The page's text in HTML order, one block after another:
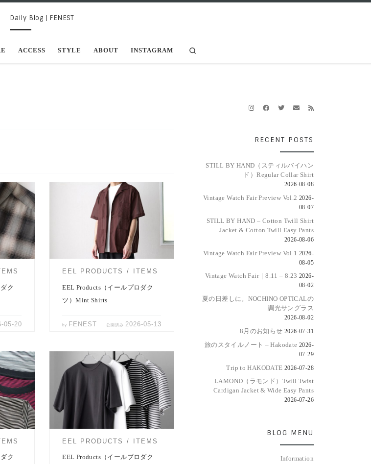
Daily Blog | FENEST
ACCESS STYLE ABOUT INSTAGRAM
上が
ミニカ
ク
05-20
天気予報では週末から一段気温が上が
るとのこと。 季節は徐々に初夏に向か
っていますね。 EEL Pro […]
EEL PRODUCTS ITEMS
EEL Products（イールプロダク
ツ）Mint Shirts
by FENEST 公開済み 2026-05-13
ク半袖
介で
ク
EEL Productsクルーネックカットソー
「Qualitee1/2」。 今季はボーダー柄も
EEL PRODUCTS ITEMS
EEL Products（イールプロダク
RECENT POSTS
STILL BY HAND（スティルバイハン
ド）Regular Collar Shirt
2026-08-08
Vintage Watch Fair Preview Vol.2 2026-
08-07
STILL BY HAND – Cotton Twill Shirt
Jacket & Cotton Twill Easy Pants
2026-08-06
Vintage Watch Fair Preview Vol.1 2026-
08-05
Vintage Watch Fair｜8.11 – 8.23 2026-
08-02
夏の日差しに。NOCHINO OPTICALの
調光サングラス
2026-08-02
8月のお知らせ 2026-07-31
旅のスタイルノート – Hakodate 2026-
07-29
Trip to HAKODATE 2026-07-28
LAMOND（ラモンド）Twill Twist
Cardigan Jacket & Wide Easy Pants
2026-07-26
BLOG MENU
Information